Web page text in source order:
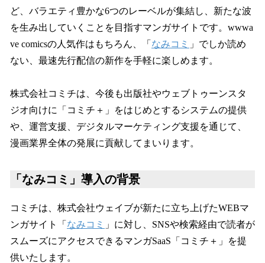
ど、バラエティ豊かな6つのレーベルが集結し、新たな波
を生み出していくことを目指すマンガサイトです。wwwa
ve comicsの人気作はもちろん、「 なみコミ 」でしか読め
ない、最速先行配信の新作を手軽に楽しめます。
株式会社コミチは、今後も出版社やウェブトゥーンスタ
ジオ向けに「コミチ＋」をはじめとするシステムの提供
や、運営支援、デジタルマーケティング支援を通じて、
漫画業界全体の発展に貢献してまいります。
「なみコミ」導入の背景
コミチは、株式会社ウェイブが新たに立ち上げたWEBマ
ンガサイト「 なみコミ 」に対し、SNSや検索経由で読者が
スムーズにアクセスできるマンガSaaS「コミチ＋」を提
供いたします。